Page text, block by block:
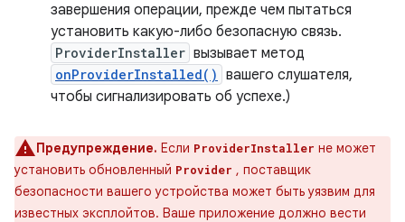
завершения операции, прежде чем пытаться
установить какую-либо безопасную связь.
ProviderInstaller вызывает метод
onProviderInstalled() вашего слушателя,
чтобы сигнализировать об успехе.)
Предупреждение. Если ProviderInstaller не может
установить обновленный Provider , поставщик
безопасности вашего устройства может быть уязвим для
известных эксплойтов. Ваше приложение должно вести